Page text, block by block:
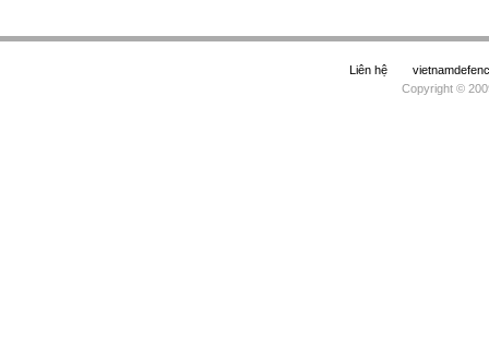
Liên hệ
Copyright ©